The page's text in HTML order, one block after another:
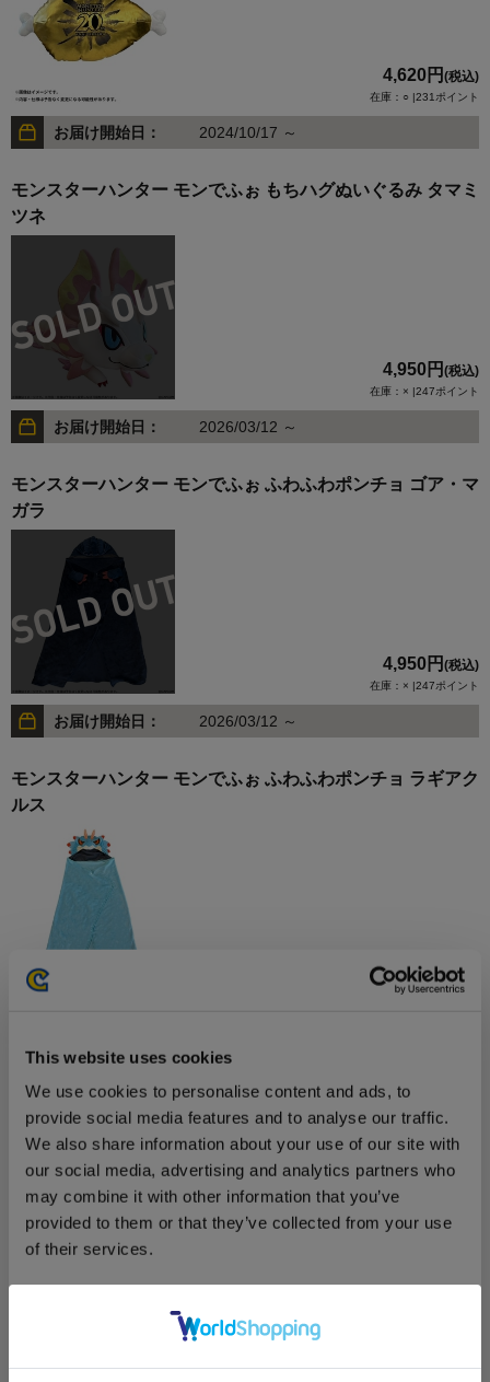
This website uses cookies
We use cookies to personalise content and ads, to
provide social media features and to analyse our traffic.
We also share information about your use of our site with
our social media, advertising and analytics partners who
may combine it with other information that you’ve
provided to them or that they’ve collected from your use
of their services.
4,620円 (税込)
在庫：○ |231ポイント
お届け開始日： 2024/10/17 ～
モンスターハンター モンでふぉ もちハグぬいぐるみ タマミ
ツネ
4,950円 (税込)
在庫：× |247ポイント
お届け開始日： 2026/03/12 ～
モンスターハンター モンでふぉ ふわふわポンチョ ゴア・マ
ガラ
4,950円 (税込)
在庫：× |247ポイント
お届け開始日： 2026/03/12 ～
モンスターハンター モンでふぉ ふわふわポンチョ ラギアク
ルス
在庫：○ |247ポイント
4,950円(税込)
お届け開始日： 2025/10/16 ～
バイオハザード30周年 ラクーンくんぬいぐるみ